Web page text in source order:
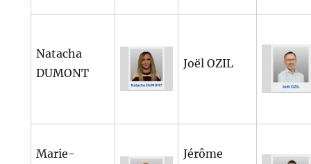
Natacha
DUMONT
Joël OZIL
Marie-
Jérôme